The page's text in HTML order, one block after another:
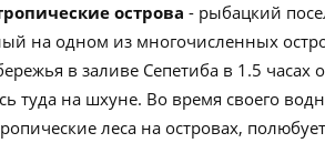
острова - рыбацкий
на одном из многочисленных
в заливе Сепетиба в 1.5 часах
туда на шхуне. Во время своего
леса на островах,